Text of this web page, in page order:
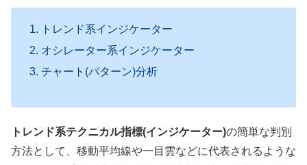
トレンド系インジケーター
オシレーター系インジケーター
チャート(パターン)分析
トレンド系テクニカル指標(インジケーター)の簡単な判別
方法として、移動平均線や一目雲などに代表されるような